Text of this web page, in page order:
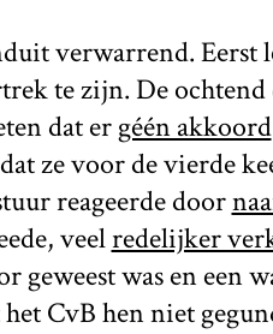
verwarrend. Eerst
te zijn. De ochtend
dat ergéén akkoord
ze voor de vierde
reageerde door
veelredelijker
geweest was en een
CvB hen niet